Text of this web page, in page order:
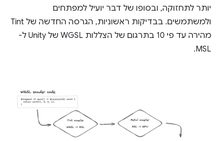
יותר לתחזוקה, ובסופו של דבר יועיל למפתחים
ולמשתמשים. בבדיקות ראשוניות, הגרסה החדשה של Tint
מהירה עד פי 10 בתרגום של הצללות WGSL של Unity ל-
MSL.